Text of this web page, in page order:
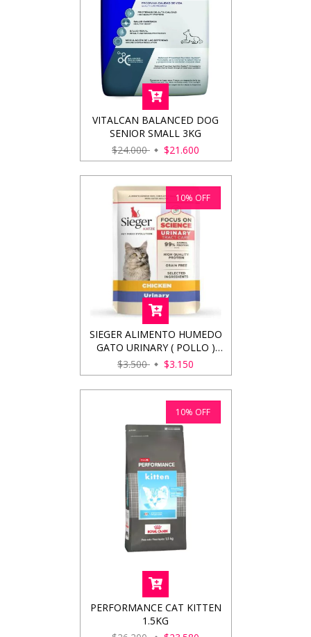
VITALCAN BALANCED DOG
SENIOR SMALL 3KG
$24.000
$21.600
10% OFF
SIEGER ALIMENTO HUMEDO
GATO URINARY ( POLLO )
100GRS
$3.500 $3.150
10% OFF
PERFORMANCE CAT KITTEN
1.5KG